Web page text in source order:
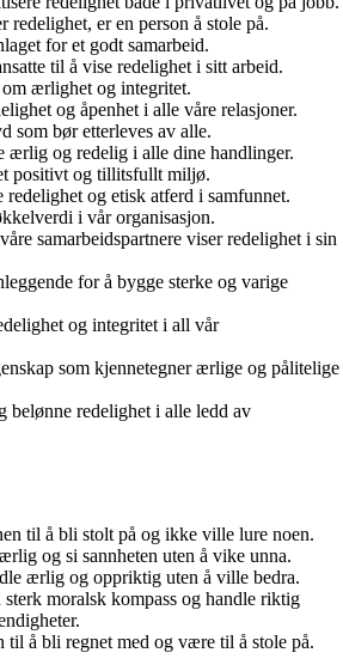
redelighet, er en person å stole på.
for et godt samarbeid.
til å vise redelighet i sitt arbeid.
ærlighet og integritet.
og åpenhet i alle våre relasjoner.
som bør etterleves av alle.
ærlig og redelig i alle dine handlinger.
positivt og tillitsfullt miljø.
redelighet og etisk atferd i samfunnet.
i vår organisasjon.
samarbeidspartnere viser redelighet i sin
for å bygge sterke og varige
og integritet i all vår
som kjennetegner ærlige og pålitelige
belønne redelighet i alle ledd av
til å bli stolt på og ikke ville lure noen.
og si sannheten uten å vike unna.
ærlig og oppriktig uten å ville bedra.
sterk moralsk kompass og handle riktig
til å bli regnet med og være til å stole på.